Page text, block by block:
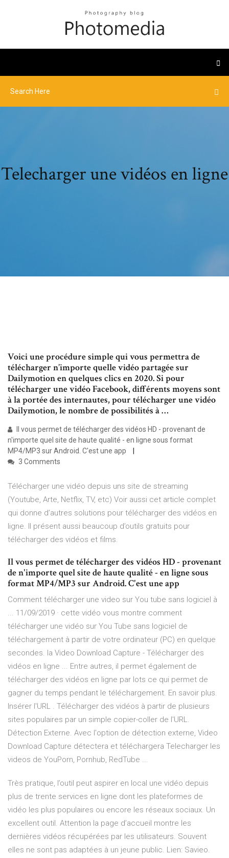
Telecharger une vidéos en ligne
Voici une procédure simple qui vous permettra de
télécharger n’importe quelle vidéo partagée sur
Dailymotion en quelques clics en 2020. Si pour
télécharger une vidéo Facebook, différents moyens sont
à la portée des internautes, pour télécharger une vidéo
Dailymotion, le nombre de possibilités à …
Il vous permet de télécharger des vidéos HD - provenant de
n'importe quel site de haute qualité - en ligne sous format
MP4/MP3 sur Android. C'est une app
3 Comments
Télécharger une vidéo depuis uns site de streaming
(Youtube, Arte, Netflix, TV, etc) Voir aussi cet article complet
qui donne d’autres solutions pour télécharger des vidéos en
ligne. Il présent aussi beaucoup d’outils gratuits pour
télécharger des vidéos et films.
Il vous permet de télécharger des vidéos HD - provenant
de n'importe quel site de haute qualité - en ligne sous
format MP4/MP3 sur Android. C'est une app
Comment télécharger une video sur You tube sans logiciel à
... 11/09/2019 · cette vidéo vous montre comment
télécharger une vidéo sur You Tube sans logiciel de
téléchargement à partir de votre ordinateur (PC) en quelque
secondes. la Video Download Capture - Télécharger des
vidéos en ligne ... Entre autres, il permet également de
télécharger des vidéos en ligne par lots ce qui permet de
gagner du temps pendant le téléchargement. En savoir plus.
Insérer l'URL . Télécharger des vidéos à partir de plusieurs
sites populaires par un simple copier-coller de l'URL.
Détection Externe. Avec l'option de détection externe, Video
Download Capture détectera et téléchargera Telecharger les
videos de YouPorn, Pornhub, RedTube ...
Très pratique, l’outil peut aspirer en local une vidéo depuis
plus de trente services en ligne dont les plateformes de
vidéo les plus populaires ou encore les réseaux sociaux. Un
excellent outil. Attention la page d’accueil montre les
dernières vidéos récupérées par les utilisateurs. Souvent
elles ne sont pas adaptées à un jeune public. Lien: Savieo.